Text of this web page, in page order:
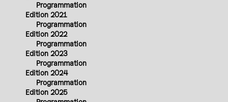
Programmation
Edition 2021
Programmation
Edition 2022
Programmation
Edition 2023
Programmation
Edition 2024
Programmation
Edition 2025